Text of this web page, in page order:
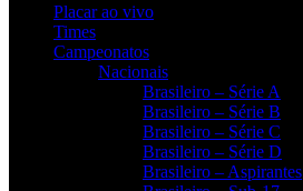
Placar ao vivo
Times
Campeonatos
Nacionais
Brasileiro – Série A
Brasileiro – Série B
Brasileiro – Série C
Brasileiro – Série D
Brasileiro – Aspirantes